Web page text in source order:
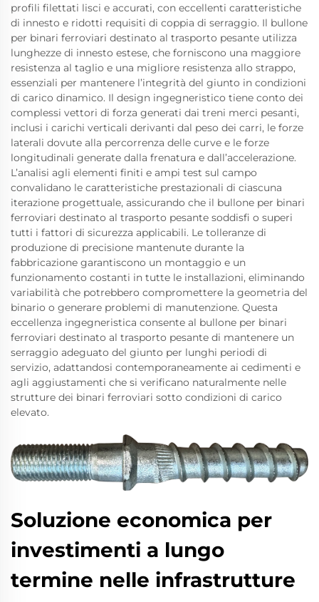
profili filettati lisci e accurati, con eccellenti caratteristiche
di innesto e ridotti requisiti di coppia di serraggio. Il bullone
per binari ferroviari destinato al trasporto pesante utilizza
lunghezze di innesto estese, che forniscono una maggiore
resistenza al taglio e una migliore resistenza allo strappo,
essenziali per mantenere l’integrità del giunto in condizioni
di carico dinamico. Il design ingegneristico tiene conto dei
complessi vettori di forza generati dai treni merci pesanti,
inclusi i carichi verticali derivanti dal peso dei carri, le forze
laterali dovute alla percorrenza delle curve e le forze
longitudinali generate dalla frenatura e dall’accelerazione.
L’analisi agli elementi finiti e ampi test sul campo
convalidano le caratteristiche prestazionali di ciascuna
iterazione progettuale, assicurando che il bullone per binari
ferroviari destinato al trasporto pesante soddisfi o superi
tutti i fattori di sicurezza applicabili. Le tolleranze di
produzione di precisione mantenute durante la
fabbricazione garantiscono un montaggio e un
funzionamento costanti in tutte le installazioni, eliminando
variabilità che potrebbero compromettere la geometria del
binario o generare problemi di manutenzione. Questa
eccellenza ingegneristica consente al bullone per binari
ferroviari destinato al trasporto pesante di mantenere un
serraggio adeguato del giunto per lunghi periodi di
servizio, adattandosi contemporaneamente ai cedimenti e
agli aggiustamenti che si verificano naturalmente nelle
strutture dei binari ferroviari sotto condizioni di carico
elevato.
Soluzione economica per
investimenti a lungo
termine nelle infrastrutture